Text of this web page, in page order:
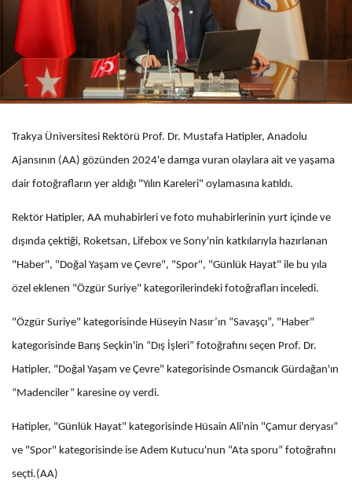
Trakya Üniversitesi Rektörü Prof. Dr. Mustafa Hatipler, Anadolu
Ajansının (AA) gözünden 2024'e damga vuran olaylara ait ve yaşama
dair fotoğrafların yer aldığı "Yılın Kareleri" oylamasına katıldı.
Rektör Hatipler, AA muhabirleri ve foto muhabirlerinin yurt içinde ve
dışında çektiği, Roketsan, Lifebox ve Sony'nin katkılarıyla hazırlanan
"Haber", "Doğal Yaşam ve Çevre", "Spor", "Günlük Hayat" ile bu yıla
özel eklenen "Özgür Suriye" kategorilerindeki fotoğrafları inceledi.
"Özgür Suriye" kategorisinde Hüseyin Nasır’ın “Savaşçı”, "Haber"
kategorisinde Barış Seçkin'in “Dış İşleri” fotoğrafını seçen Prof. Dr.
Hatipler, "Doğal Yaşam ve Çevre" kategorisinde Osmancık Gürdağan'ın
“Madenciler” karesine oy verdi.
Hatipler, "Günlük Hayat" kategorisinde Hüsain Ali'nin "Çamur deryası”
ve "Spor" kategorisinde ise Adem Kutucu'nun “Ata sporu” fotoğrafını
seçti.(AA)